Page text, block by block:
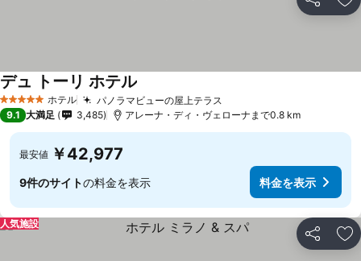
シェア お
5 ホテルのランク
ホテル パノラマビューの屋上テラス
デュ トーリ ホテル
9.1 大満足 3,485 アレーナ・ディ・ヴェローナまで0.8 km
最安値 ￥42,977
9件のサイトの料金を表示 料金を表示
シェア お
人気施設